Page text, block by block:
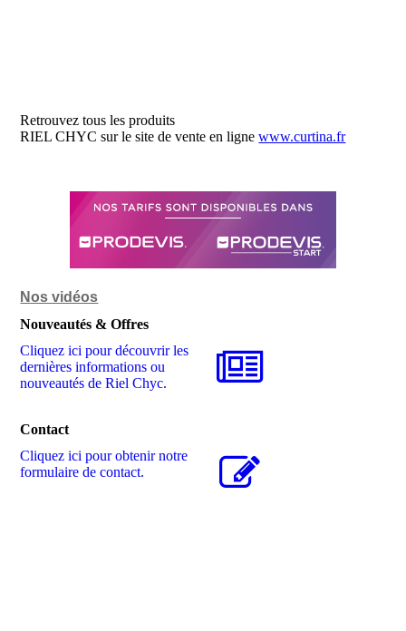
Retrouvez tous les produits
RIEL CHYC sur le site de vente en lignewww.curtina.fr
Nos vidéos
Nouveautés & Offres
Cliquez ici pour découvrir les
dernières informations ou
nouveautés de Riel Chyc.
Contact
Cliquez ici pour obtenir notre
formulaire de contact.